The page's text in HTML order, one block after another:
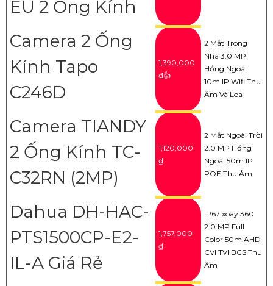
EU 2 Ống Kính
Camera 2 Ống
Kính Tapo
C246D
1,390,000
₫👍
2 Mắt Trong
Nhà 3.0 MP
Hồng Ngoại
10m IP Wifi Thu
Âm Và Loa
Camera TIANDY
2 Ống Kính TC-
C32RN (2MP)
1,120,000
₫
2 Mắt Ngoài Trời
2.0 MP Hồng
Ngoại 50m IP
POE Thu Âm
Dahua DH-HAC-
PTS1500CP-E2-
IL-A Giá Rẻ
1,757,000
₫
IP67 xoay 360
2.0 MP Full
Color 50m AHD
CVI TVI BCS Thu
Âm